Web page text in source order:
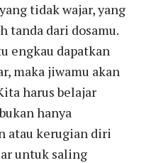
tidak wajar, yang
tanda dari dosamu.
engkau dapatkan
maka jiwamu akan
harus belajar
hanya
atau kerugian diri
untuk saling